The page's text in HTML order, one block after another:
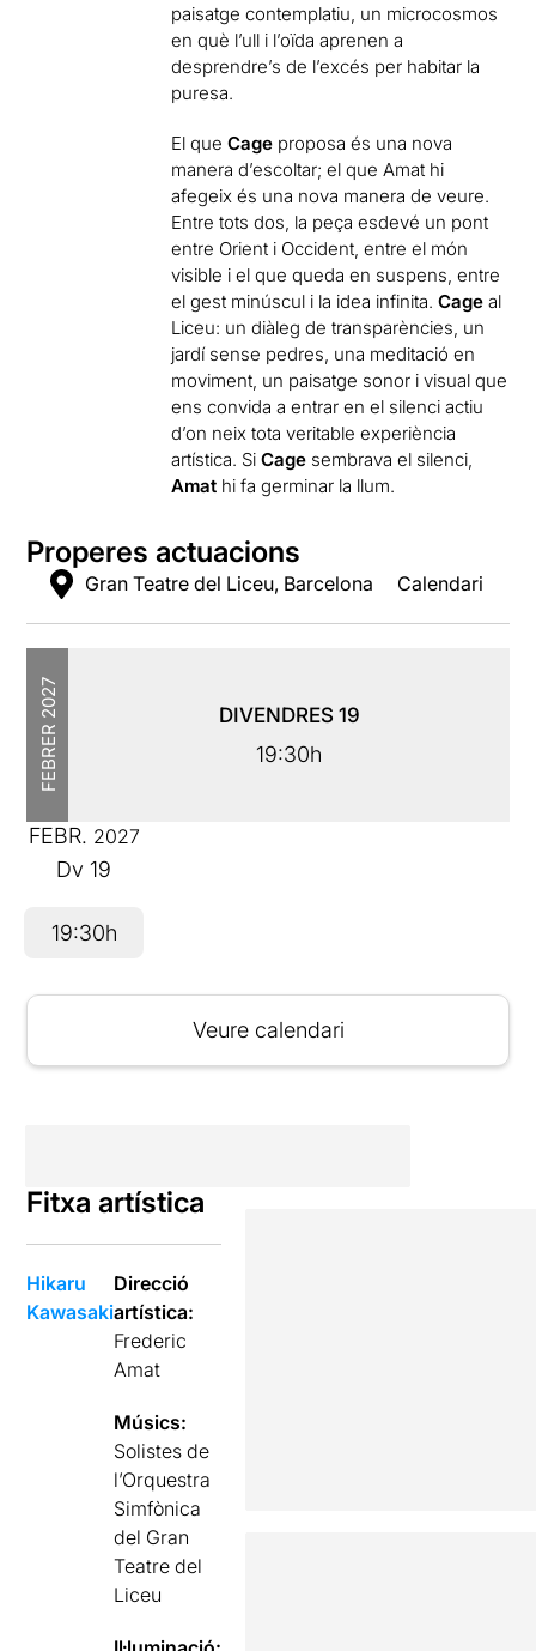
paisatge contemplatiu, un microcosmos
en què l’ull i l’oïda aprenen a
desprendre’s de l’excés per habitar la
puresa.
El queCage proposa és una nova
manera d’escoltar; el que Amat hi
afegeix és una nova manera de veure.
Entre tots dos, la peça esdevé un pont
entre Orient i Occident, entre el món
visible i el que queda en suspens, entre
el gest minúscul i la idea infinita.Cage al
Liceu: un diàleg de transparències, un
jardí sense pedres, una meditació en
moviment, un paisatge sonor i visual que
ens convida a entrar en el silenci actiu
d’on neix tota veritable experiència
artística. SiCage sembrava el silenci,
Amat hi fa germinar la llum.
Properes actuacions
Gran Teatre del Liceu, Barcelona Calendari
FEBRER
2027 DIVENDRES 19
19:30h
FEBR. 2027
Dv19
19:30h
Veure calendari
Fitxa artística
Hikaru
Kawasaki
Direcció
artística:
Frederic
Amat
Músics:
Solistes de
l’Orquestra
Simfònica
del Gran
Teatre del
Liceu